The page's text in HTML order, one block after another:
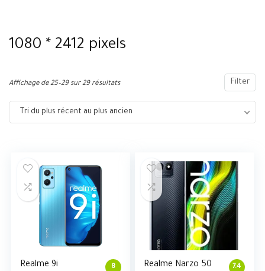
1080 * 2412 pixels
Filter
Affichage de 25–29 sur 29 résultats
Tri du plus récent au plus ancien
8
Realme 9i 7.4
Realme Narzo 50